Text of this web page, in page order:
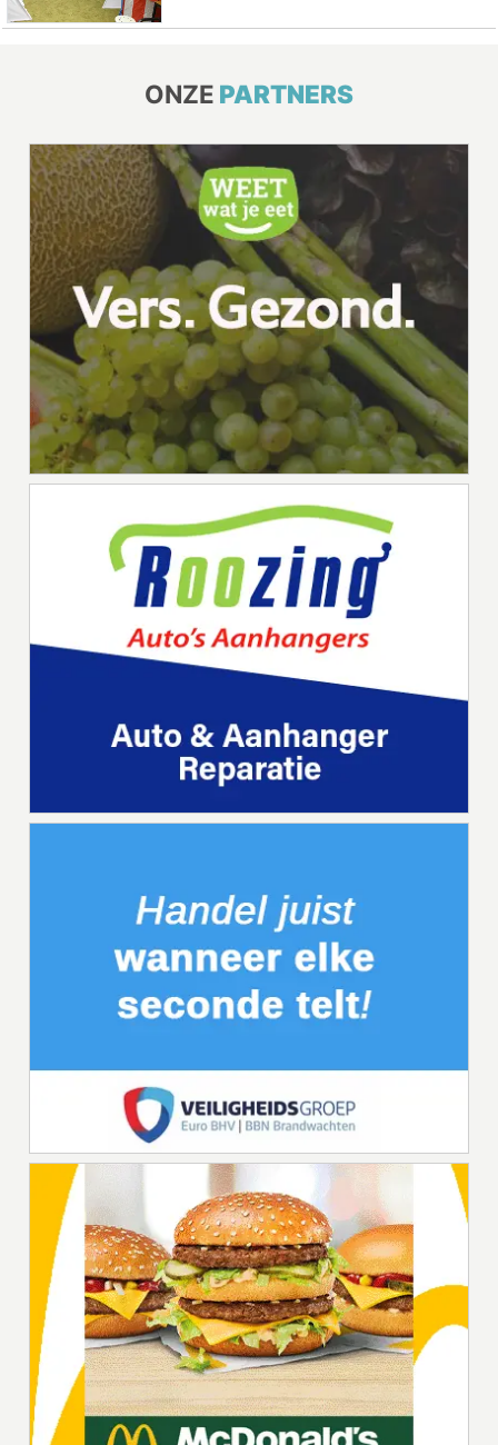
ONZE PARTNERS